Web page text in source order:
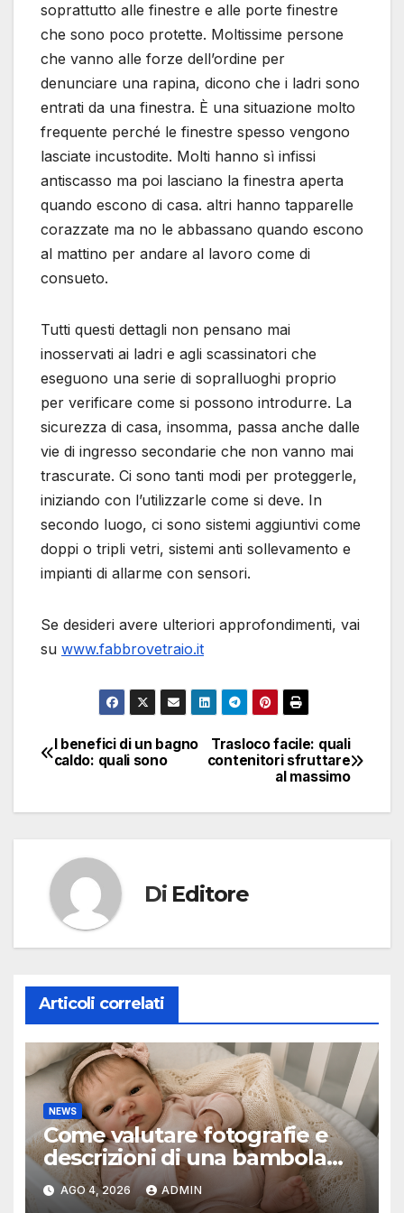
soprattutto alle finestre e alle porte finestre
che sono poco protette. Moltissime persone
che vanno alle forze dell’ordine per
denunciare una rapina, dicono che i ladri sono
entrati da una finestra. È una situazione molto
frequente perché le finestre spesso vengono
lasciate incustodite. Molti hanno sì infissi
antiscasso ma poi lasciano la finestra aperta
quando escono di casa. altri hanno tapparelle
corazzate ma no le abbassano quando escono
al mattino per andare al lavoro come di
consueto.
Tutti questi dettagli non pensano mai
inosservati ai ladri e agli scassinatori che
eseguono una serie di sopralluoghi proprio
per verificare come si possono introdurre. La
sicurezza di casa, insomma, passa anche dalle
vie di ingresso secondarie che non vanno mai
trascurate. Ci sono tanti modi per proteggerle,
iniziando con l’utilizzarle come si deve. In
secondo luogo, ci sono sistemi aggiuntivi come
doppi o tripli vetri, sistemi anti sollevamento e
impianti di allarme con sensori.
Se desideri avere ulteriori approfondimenti, vai
su www.fabbrovetraio.it
NavigazioneTrasloco facile: quali
contenitori sfruttare
al massimo
I benefici di un bagno
caldo: quali sono
Di Editore
Articoli correlati
NEWS
Come valutare fotografie e
descrizioni di una bambola
reborn
AGO 4, 2026 ADMIN